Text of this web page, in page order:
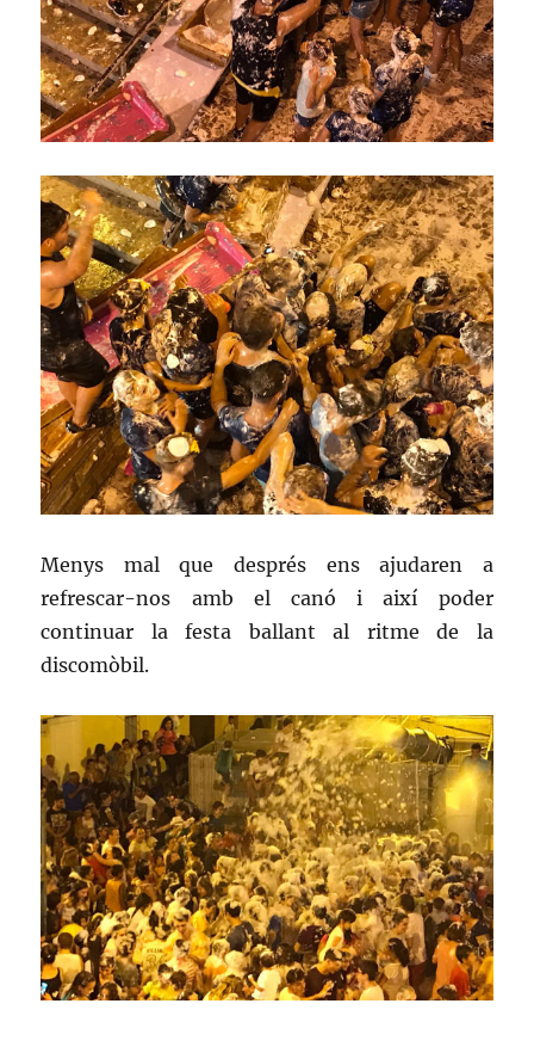
Menys mal que després ens ajudaren a
refrescar-nos amb el canó i així poder
continuar la festa ballant al ritme de la
discomòbil.